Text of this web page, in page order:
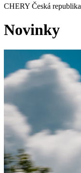
CHERY Česká republika
Novinky